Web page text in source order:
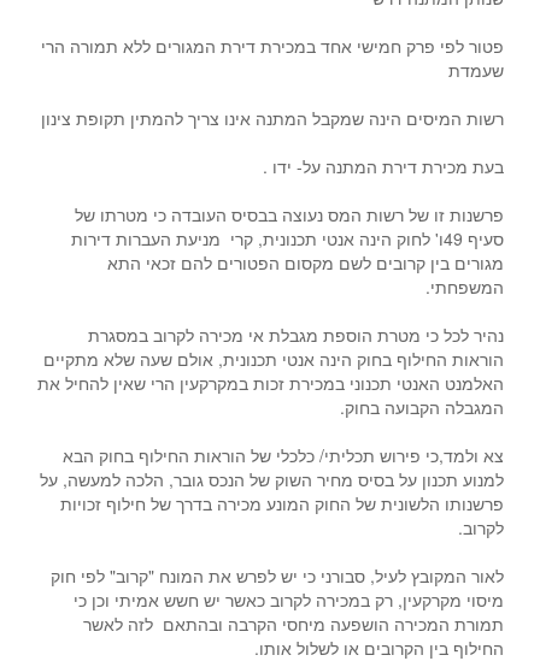
פטור לפי פרק חמישי אחד במכירת דירת המגורים ללא תמורה הרי
שעמדת
רשות המיסים הינה שמקבל המתנה אינו צריך להמתין תקופת צינון
בעת מכירת דירת המתנה על- ידו .
פרשנות זו של רשות המס נעוצה בבסיס העובדה כי מטרתו של
סעיף 49ו' לחוק הינה אנטי תכנונית, קרי מניעת העברות דירות
מגורים בין קרובים לשם מקסום הפטורים להם זכאי התא
המשפחתי.
נהיר לכל כי מטרת הוספת מגבלת אי מכירה לקרוב במסגרת
הוראות החילוף בחוק הינה אנטי תכנונית, אולם שעה שלא מתקיים
האלמנט האנטי תכנוני במכירת זכות במקרקעין הרי שאין להחיל את
המגבלה הקבועה בחוק.
צא ולמד,כי פירוש תכליתי/ כלכלי של הוראות החילוף בחוק הבא
למנוע תכנון על בסיס מחיר השוק של הנכס גובר, הלכה למעשה, על
פרשנותו הלשונית של החוק המונע מכירה בדרך של חילוף זכויות
לקרוב.
לאור המקובץ לעיל, סבורני כי יש לפרש את המונח "קרוב" לפי חוק
מיסוי מקרקעין, רק במכירה לקרוב כאשר יש חשש אמיתי וכן כי
תמורת המכירה הושפעה מיחסי הקרבה ובהתאם לזה לאשר
החילוף בין הקרובים או לשלול אותו.